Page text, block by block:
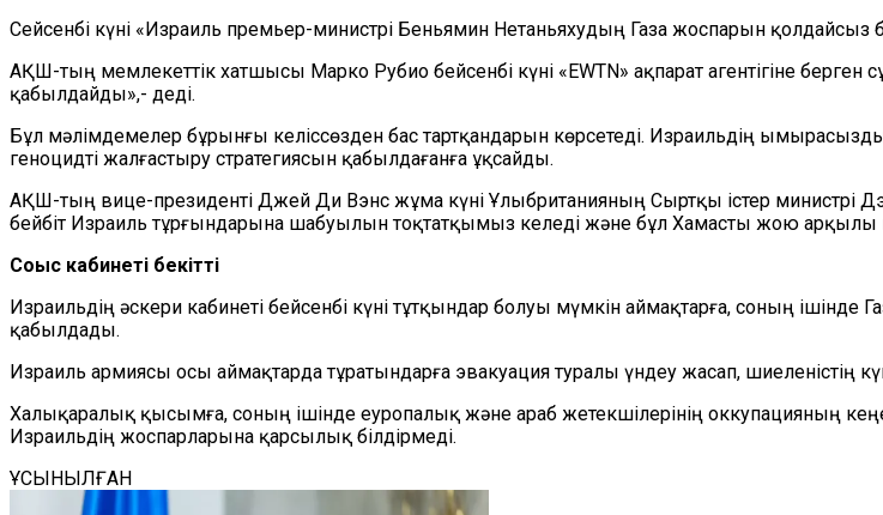
Сейсенбі күні «Израиль премьер-министрі Беньямин Нетаньяхудың Газа жоспарын қолдайсыз
АҚШ-тың мемлекеттік хатшысы Марко Рубио бейсенбі күні «EWTN» ақпарат агентігіне
қабылдайды»,- деді.
Бұл мәлімдемелер бұрынғы келіссөзден бас тартқандарын көрсетеді. Израильдің
геноцидті жалғастыру стратегиясын қабылдағанға ұқсайды.
АҚШ-тың вице-президенті Джей Ди Вэнс жұма күні Ұлыбританияның Сыртқы істер министрі
бейбіт Израиль тұрғындарына шабуылын тоқтатқымыз келеді және бұл Хамасты жою арқылы
Соғыс кабинеті бекітті
Израильдің әскери кабинеті бейсенбі күні тұтқындар болуы мүмкін аймақтарға, соның
қабылдады.
Израиль армиясы осы аймақтарда тұратындарға эвакуация туралы үндеу жасап,
Халықаралық қысымға, соның ішінде еуропалық және араб жетекшілерінің оккупацияның
Израильдің жоспарларына қарсылық білдірмеді.
ҰСЫНЫЛҒАН